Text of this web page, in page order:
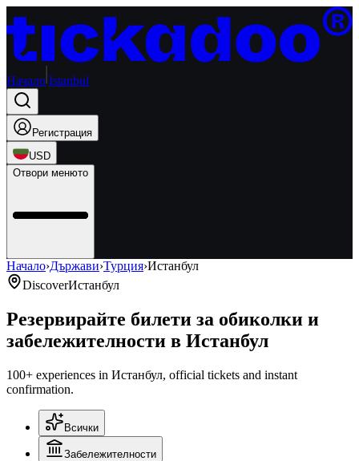
Начало Istanbul
Регистрация
USD
Отвори менюто
Начало›Държави›Турция›Истанбул
DiscoverИстанбул
Резервирайте билети за обиколки и
забележителности в Истанбул
100+ experiences in Истанбул, official tickets and instant
confirmation.
Всички
Забележителности